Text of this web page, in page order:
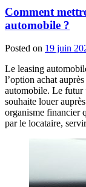
Comment
automobile ?
Posted on 19 juin
Le leasing
l’option achat
automobile. Le futur
souhaite louer
organisme financier
par le locataire,